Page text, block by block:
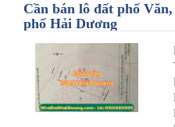
Cần bán lô đất phố
phố Hải Dương